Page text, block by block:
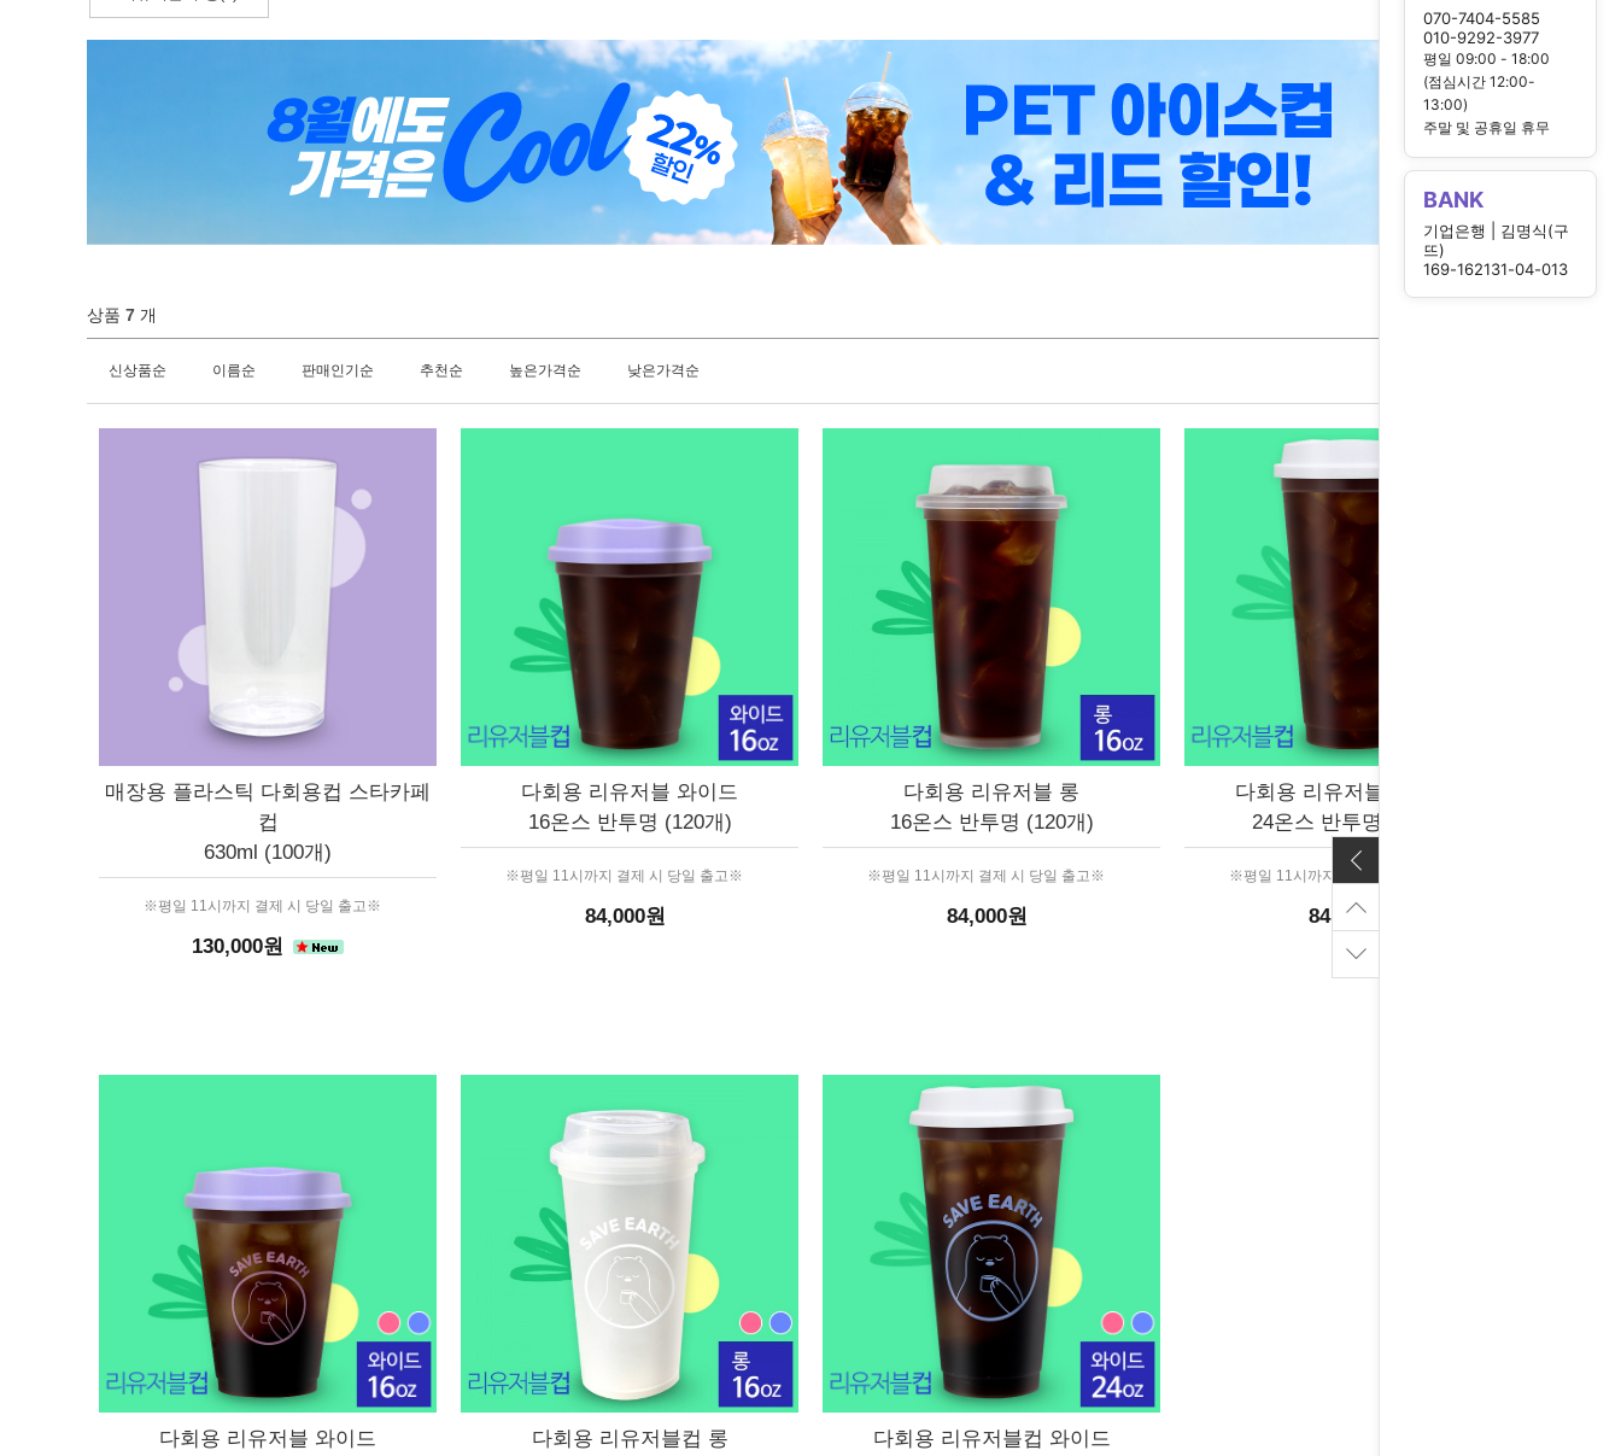
070-7404-5585
010-9292-3977
평일 09:00 - 18:00
(점심시간 12:00-
13:00)
주말 및 공휴일 휴무
BANK
기업은행 | 김명식(구
뜨)
169-162131-04-013
상품 7 개
신상품순 이름순 판매인기순 추천순 높은가격순 낮은가격순
매장용 플라스틱 다회용컵 스타카페
컵
630ml (100개)
※평일 11시까지 결제 시 당일 출고※
130,000원
다회용 리유저블 와이드
16온스 반투명 (120개)
※평일 11시까지 결제 시 당일 출고※
84,000원
다회용 리유저블 롱
16온스 반투명 (120개)
※평일 11시까지 결제 시 당일 출고※
84,000원
다회용 리유저블컵 와이드
24온스 반투명 (120개)
※평일 11시까지 결제 시 당일 출고※
84,000원
다회용 리유저블 와이드
다회용 리유저블컵 롱
다회용 리유저블컵 와이드